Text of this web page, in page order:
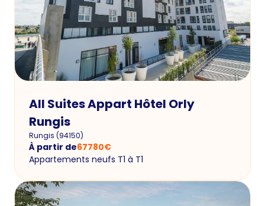
All Suites Appart Hôtel Orly
Rungis
Rungis (94150)
À partir de67780€
Appartements neufs T1 à T1